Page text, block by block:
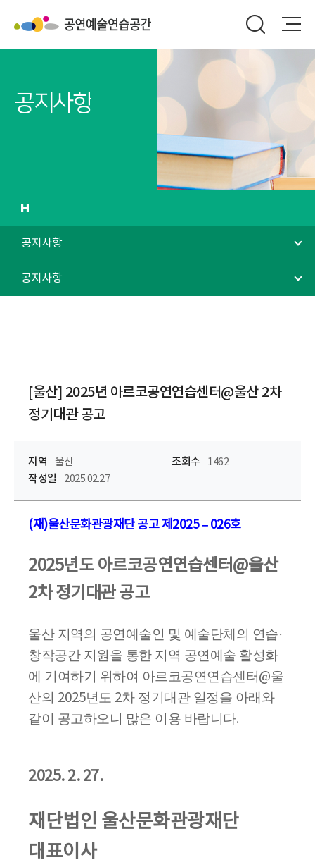
공지사항
공지사항
공지사항
[울산] 2025년 아르코공연연습센터@울산 2차
정기대관 공고
지역 울산 조회수
1462
작성일
2025.02.27
(재)울산문화관광재단 공고 제 2025– 026호
2025년도 아르코공연연습센터@울산
2차 정기대관 공고
울산 지역의 공연예술인 및 예술단체의 연습·
창작공간 지원을 통한 지역 공연예술 활성화
에 기여하기 위하여 아르코공연연습센터@울
산의 2025년도 2차 정기대관 일정을 아래와
같이 공고하오니 많은 이용 바랍니다.
2025. 2. 27.
재단법인 울산문화관광재단
대표이사